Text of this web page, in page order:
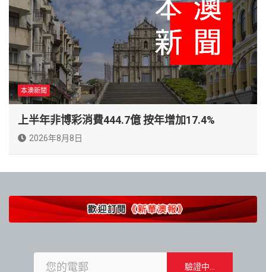
本澳新聞
上半年非博彩消費444.7億 按年增加17.4%
2026年8月8日